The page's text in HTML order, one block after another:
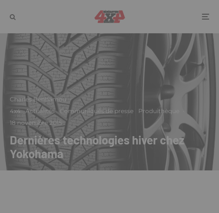
Charles Benhamou ·
4x4
Actualités Communiqués de presse Produithèque
18 novembre 2015
Dernières technologies hiver chez
Yokohama